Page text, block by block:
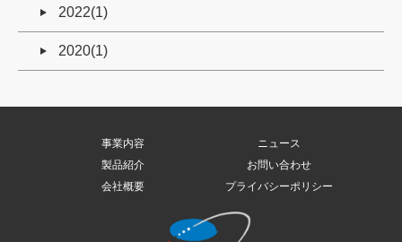
2022(1)
2020(1)
事業内容
ニュース
製品紹介
お問い合わせ
会社概要
プライバシーポリシー